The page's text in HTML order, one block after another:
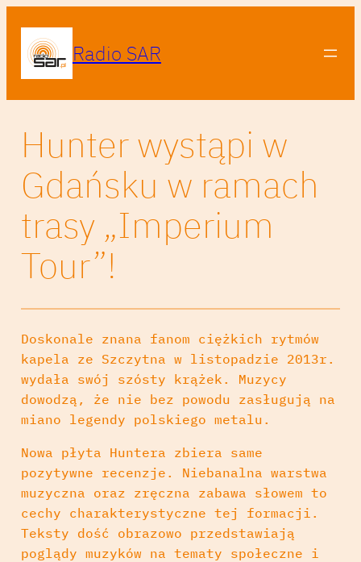
Radio SAR
Hunter wystąpi w
Gdańsku w ramach
trasy „Imperium
Tour”!
Doskonale znana fanom ciężkich rytmów
kapela ze Szczytna w listopadzie 2013r.
wydała swój szósty krążek. Muzycy
dowodzą, że nie bez powodu zasługują na
miano legendy polskiego metalu.
Nowa płyta Huntera zbiera same
pozytywne recenzje. Niebanalna warstwa
muzyczna oraz zręczna zabawa słowem to
cechy charakterystyczne tej formacji.
Teksty dość obrazowo przedstawiają
poglądy muzyków na tematy społeczne i